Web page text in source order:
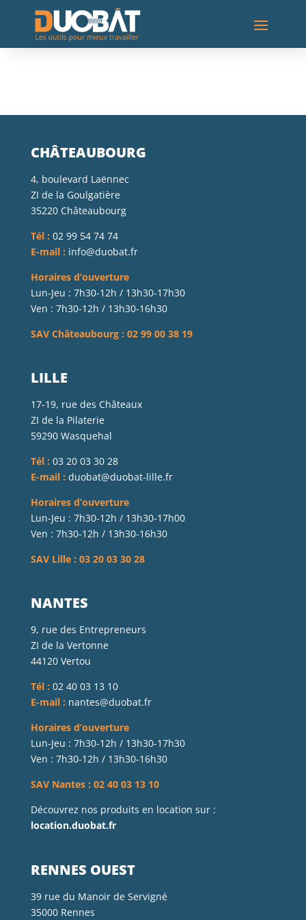
CHÂTEAUBOURG
4, boulevard Laënnec
ZI de la Goulgatière
35220 Châteaubourg
Tél : 02 99 54 74 74
E-mail : info@duobat.fr
Horaires d’ouverture
Lun-Jeu : 7h30-12h / 13h30-17h30
Ven : 7h30-12h / 13h30-16h30
SAV Châteaubourg : 02 99 00 38 19
LILLE
17-19, rue des Châteaux
ZI de la Pilaterie
59290 Wasquehal
Tél : 03 20 03 30 28
E-mail : duobat@duobat-lille.fr
Horaires d’ouverture
Lun-Jeu : 7h30-12h / 13h30-17h00
Ven : 7h30-12h / 13h30-16h30
SAV Lille : 03 20 03 30 28
NANTES
9, rue des Entrepreneurs
ZI de la Vertonne
44120 Vertou
Tél : 02 40 03 13 10
E-mail : nantes@duobat.fr
Horaires d’ouverture
Lun-Jeu : 7h30-12h / 13h30-17h30
Ven : 7h30-12h / 13h30-16h30
SAV Nantes : 02 40 03 13 10
Découvrez nos produits en location sur :
location.duobat.fr
RENNES OUEST
39 rue du Manoir de Servigné
35000 Rennes